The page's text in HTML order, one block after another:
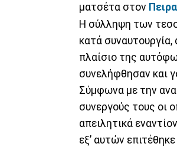
ματσέτα στον
Η σύλληψη των
κατά
πλαίσιο της
συνελήφθησαν και
Σύμφωνα με την
συνεργούς τους οι
απειλητικά
εξ’ αυτών